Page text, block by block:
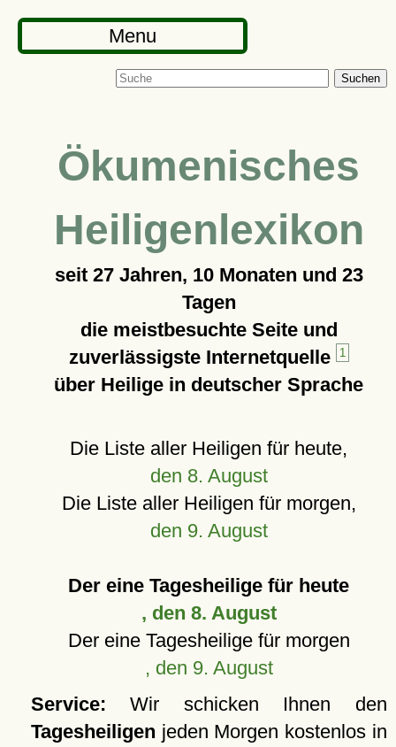
Menu
Suchen
Ökumenisches
Heiligenlexikon
seit 27 Jahren, 10 Monaten und 23
Tagen
die meistbesuchte Seite und
zuverlässigste Internetquelle
1
über Heilige in deutscher Sprache
Die Liste aller Heiligen für heute,
den 8. August
Die Liste aller Heiligen für morgen,
den 9. August
Der eine Tagesheilige für heute
, den 8. August
Der eine Tagesheilige für morgen
, den 9. August
Service: Wir schicken Ihnen den
Tagesheiligen jeden Morgen kostenlos in